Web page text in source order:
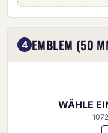
4 EMBLEM (50
WÄHLE